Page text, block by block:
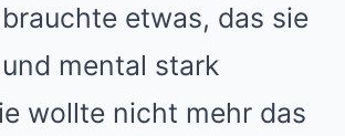
etwas, das sie
mental stark
wollte nicht mehr das